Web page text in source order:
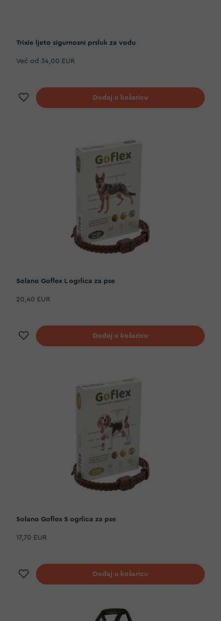
Trixie ljeto sigurnosni prsluk za vodu
Već od 34,00 EUR
Dodaj na listu želja
Dodaj u košaricu
Solano Goflex L ogrlica za pse
20,40 EUR
Dodaj na listu želja
Dodaj u košaricu
Solano Goflex S ogrlica za pse
17,70 EUR
Dodaj na listu želja
Dodaj u košaricu